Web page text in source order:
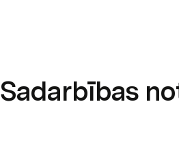
Sadarbības